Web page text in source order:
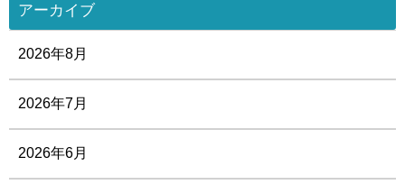
アーカイブ
2026年8月
2026年7月
2026年6月